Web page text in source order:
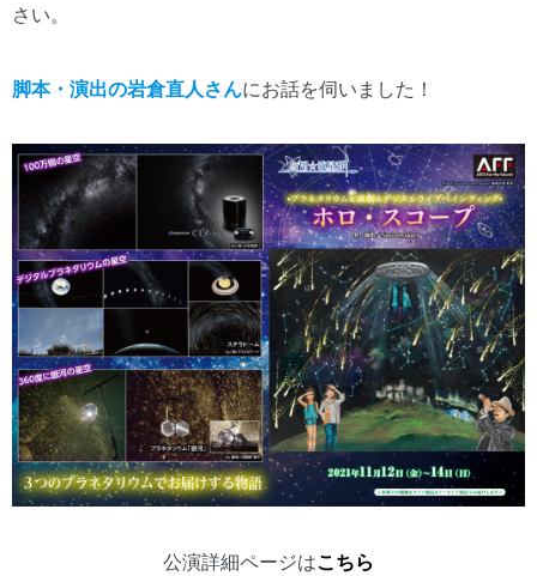
さい。
脚本・演出の岩倉直人さんにお話を伺いました！
公演詳細ページはこちら